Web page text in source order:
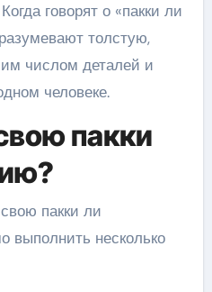
говорят о «пакки ли
толстую,
числом деталей и
человеке.
пакки
пакки ли
выполнить несколько